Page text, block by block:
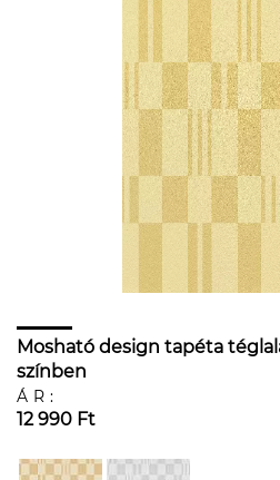
Mosható design tapéta
színben
ÁR:
12 990 Ft